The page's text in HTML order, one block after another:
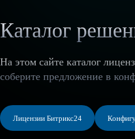
Каталог
На этом сайте каталог
соберите предложение в
Лицензии Битрикс24